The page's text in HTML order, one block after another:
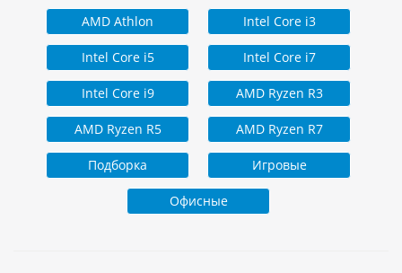
AMD Athlon Intel Core i3
Intel Core i5 Intel Core i7
Intel Core i9 AMD Ryzen R3
AMD Ryzen R5 AMD Ryzen R7
Подборка Игровые
Офисные